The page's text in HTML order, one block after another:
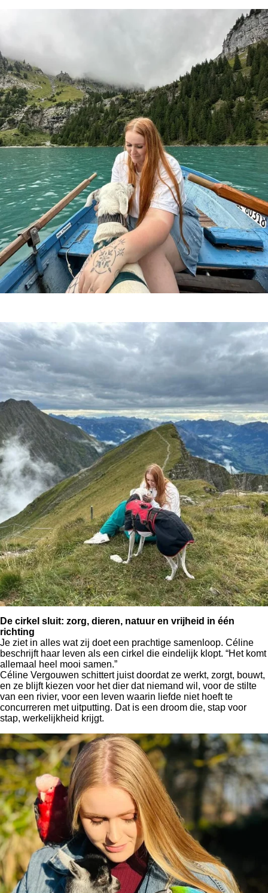
De cirkel sluit: zorg, dieren, natuur en vrijheid in één
richting
Je ziet in alles wat zij doet een prachtige samenloop. Céline
beschrijft haar leven als een cirkel die eindelijk klopt. “Het komt
allemaal heel mooi samen.”
Céline Vergouwen schittert juist doordat ze werkt, zorgt, bouwt,
en ze blijft kiezen voor het dier dat niemand wil, voor de stilte
van een rivier, voor een leven waarin liefde niet hoeft te
concurreren met uitputting. Dat is een droom die, stap voor
stap, werkelijkheid krijgt.